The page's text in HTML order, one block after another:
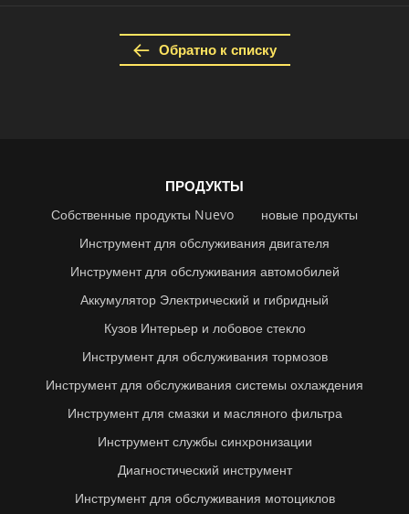
Обратно к списку
ПРОДУКТЫ
Собственные продукты Nuevo
новые продукты
Инструмент для обслуживания двигателя
Инструмент для обслуживания автомобилей
Аккумулятор Электрический и гибридный
Кузов Интерьер и лобовое стекло
Инструмент для обслуживания тормозов
Инструмент для обслуживания системы охлаждения
Инструмент для смазки и масляного фильтра
Инструмент службы синхронизации
Диагностический инструмент
Инструмент для обслуживания мотоциклов